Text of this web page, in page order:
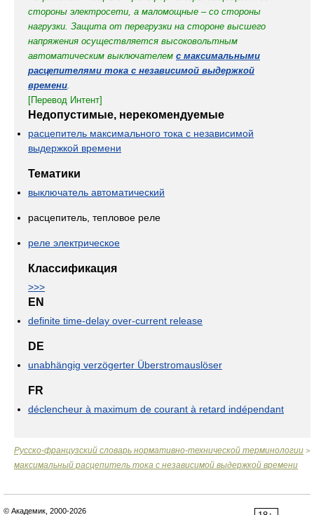
стороны электросети, а маломощные – со стороны
нагрузки. Защита от перегрузки на стороне высшего
напряжения осуществляется высоковольтным
автоматическим выключателем с максимальными
расцепителями тока с независимой выдержкой
времени.
[Перевод Интент]
Недопустимые, нерекомендуемые
расцепитель максимального тока с независимой
выдержкой времени
Тематики
выключатель автоматический
расцепитель, тепловое реле
реле электрическое
Классификация
>>>
EN
definite time-delay over-current release
DE
unabhängig verzögerter Überstromauslöser
FR
déclencheur à maximum de courant à retard indépendant
Русско-французский словарь нормативно-технической терминологии >
максимальный расцепитель тока с независимой выдержкой времени
© Академик, 2000-2026